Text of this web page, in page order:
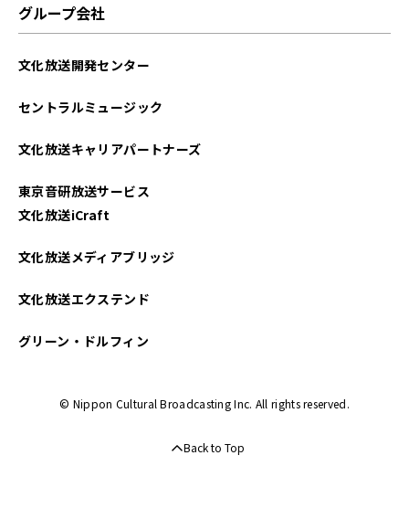
グループ会社
文化放送開発センター
セントラルミュージック
文化放送キャリアパートナーズ
東京音研放送サービス
文化放送iCraft
文化放送メディアブリッジ
文化放送エクステンド
グリーン・ドルフィン
© Nippon Cultural Broadcasting Inc. All rights reserved.
Back to Top